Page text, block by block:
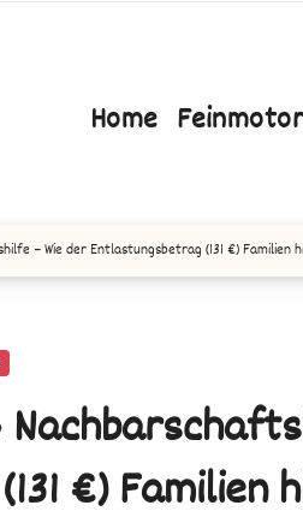
Home
– Wie der Entlastungsbetrag (131 €) Familien
€) Familien